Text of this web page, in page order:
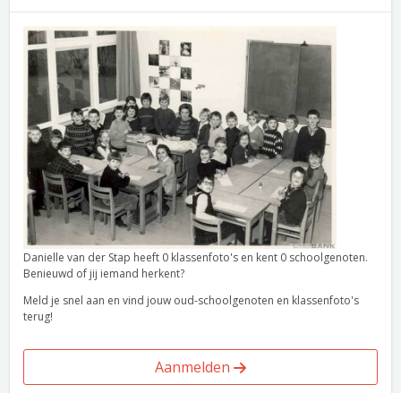
Danielle van der Stap heeft 0 klassenfoto's en kent 0 schoolgenoten.
Benieuwd of jij iemand herkent?
Meld je snel aan en vind jouw oud-schoolgenoten en klassenfoto's
terug!
Aanmelden